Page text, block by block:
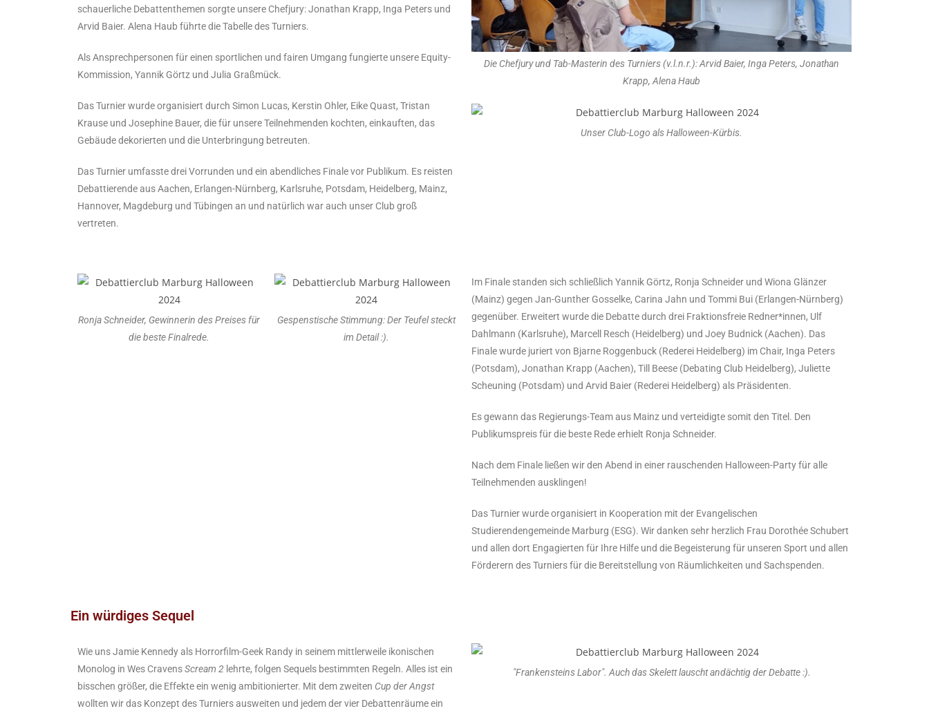
schauerliche Debattenthemen sorgte unsere Chefjury: Jonathan Krapp, Inga Peters und
Arvid Baier. Alena Haub führte die Tabelle des Turniers.
Als Ansprechpersonen für einen sportlichen und fairen Umgang fungierte unsere Equity-
Kommission, Yannik Görtz und Julia Graßmück.
Das Turnier wurde organisiert durch Simon Lucas, Kerstin Ohler, Eike Quast, Tristan
Krause und Josephine Bauer, die für unsere Teilnehmenden kochten, einkauften, das
Gebäude dekorierten und die Unterbringung betreuten.
Das Turnier umfasste drei Vorrunden und ein abendliches Finale vor Publikum. Es reisten
Debattierende aus Aachen, Erlangen-Nürnberg, Karlsruhe, Potsdam, Heidelberg, Mainz,
Hannover, Magdeburg und Tübingen an und natürlich war auch unser Club groß
vertreten.
Die Chefjury und Tab-Masterin des Turniers (v.l.n.r.): Arvid Baier, Inga Peters, Jonathan
Krapp, Alena Haub
Unser Club-Logo als Halloween-Kürbis.
Ronja Schneider, Gewinnerin des Preises für
die beste Finalrede.
Gespenstische Stimmung: Der Teufel steckt
im Detail :).
Im Finale standen sich schließlich Yannik Görtz, Ronja Schneider und Wiona Glänzer
(Mainz) gegen Jan-Gunther Gosselke, Carina Jahn und Tommi Bui (Erlangen-Nürnberg)
gegenüber. Erweitert wurde die Debatte durch drei Fraktionsfreie Redner*innen, Ulf
Dahlmann (Karlsruhe), Marcell Resch (Heidelberg) und Joey Budnick (Aachen). Das
Finale wurde juriert von Bjarne Roggenbuck (Rederei Heidelberg) im Chair, Inga Peters
(Potsdam), Jonathan Krapp (Aachen), Till Beese (Debating Club Heidelberg), Juliette
Scheuning (Potsdam) und Arvid Baier (Rederei Heidelberg) als Präsidenten.
Es gewann das Regierungs-Team aus Mainz und verteidigte somit den Titel. Den
Publikumspreis für die beste Rede erhielt Ronja Schneider.
Nach dem Finale ließen wir den Abend in einer rauschenden Halloween-Party für alle
Teilnehmenden ausklingen!
Das Turnier wurde organisiert in Kooperation mit der Evangelischen
Studierendengemeinde Marburg (ESG). Wir danken sehr herzlich Frau Dorothée Schubert
und allen dort Engagierten für Ihre Hilfe und die Begeisterung für unseren Sport und allen
Förderern des Turniers für die Bereitstellung von Räumlichkeiten und Sachspenden.
Ein würdiges Sequel
Wie uns Jamie Kennedy als Horrorfilm-Geek Randy in seinem mittlerweile ikonischen
Monolog in Wes CravensScream 2 lehrte, folgen Sequels bestimmten Regeln. Alles ist ein
bisschen größer, die Effekte ein wenig ambitionierter. Mit dem zweiten Cup der Angst
wollten wir das Konzept des Turniers ausweiten und jedem der vier Debattenräume ein
"Frankensteins Labor". Auch das Skelett lauscht andächtig der Debatte :).